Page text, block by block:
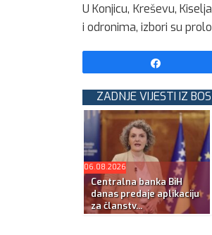
U Konjicu, Kreševu,
i odronima, izbori su
ZADNJE VIJESTI IZ
06.08.2026
Centralna banka BiH
danas predaje aplikaciju
za članstv...